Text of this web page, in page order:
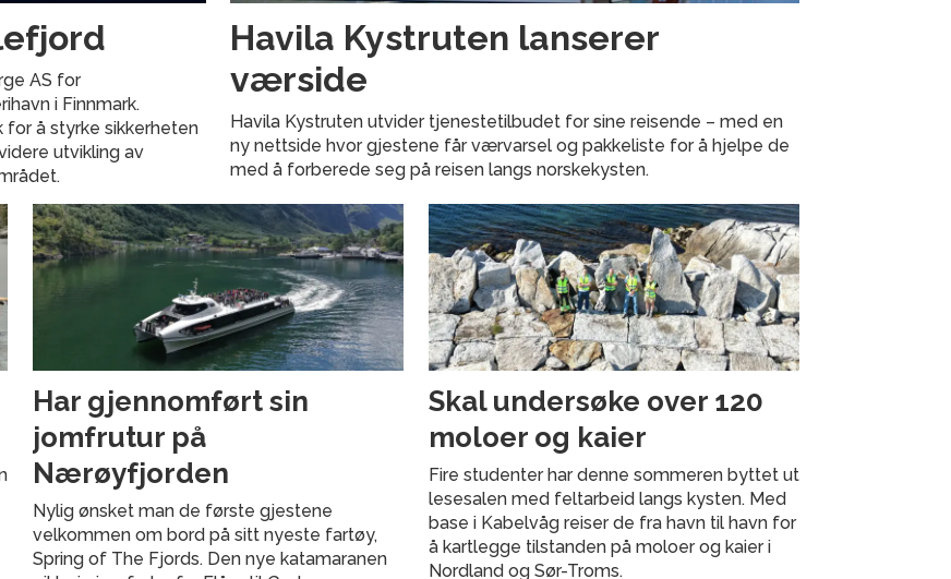
AS for
i Finnmark.
for å styrke sikkerheten
utvikling av
Havila Kystruten lanserer
værside
Havila Kystruten utvider tjenestetilbudet for sine reisende – med en
ny nettside hvor gjestene får værvarsel og pakkeliste for å hjelpe de
med å forberede seg på reisen langs norskekysten.
Har gjennomført sin
jomfrutur på
Nærøyfjorden
Nylig ønsket man de første gjestene
velkommen om bord på sitt nyeste fartøy,
Spring of The Fjords. Den nye katamaranen
Skal undersøke over 120
moloer og kaier
Fire studenter har denne sommeren byttet ut
lesesalen med feltarbeid langs kysten. Med
base i Kabelvåg reiser de fra havn til havn for
å kartlegge tilstanden på moloer og kaier i
Nordland og Sør-Troms.